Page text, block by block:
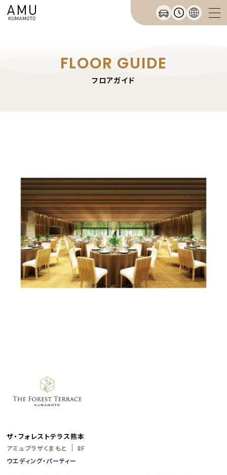
FLOOR GUIDE
フロアガイド
ザ・フォレストテラス熊本
アミュプラザくまもと
8F
ウエディング・パーティー